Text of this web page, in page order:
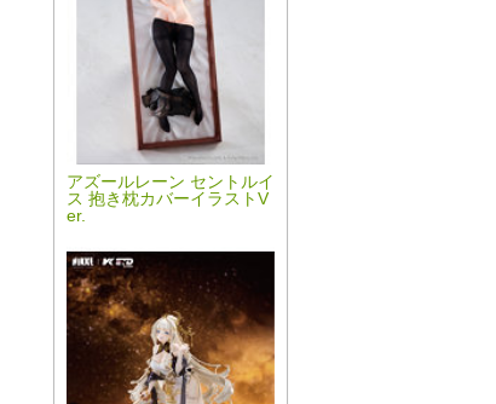
アズールレーン セントルイ
ス 抱き枕カバーイラストV
er.